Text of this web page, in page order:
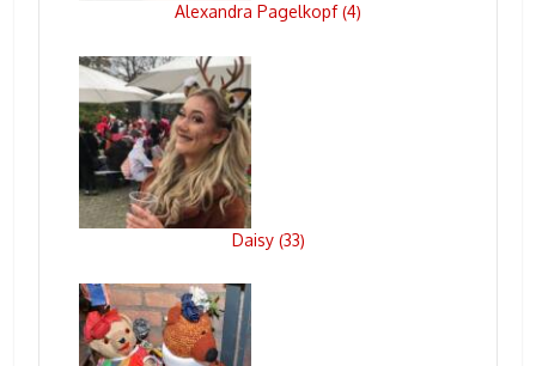
Alexandra Pagelkopf(4)
Daisy (33)